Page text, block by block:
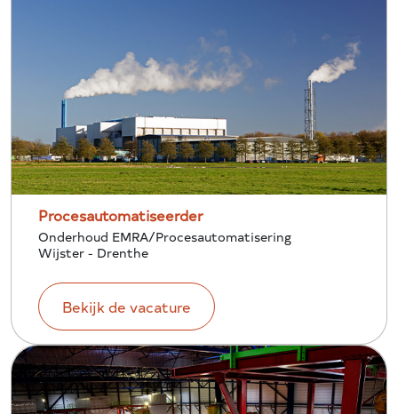
Procesautomatiseerder
Onderhoud EMRA/Procesautomatisering
Wijster - Drenthe
Bekijk de vacature